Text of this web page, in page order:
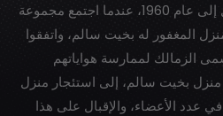
يعود تاريخ تأسيس نادي الوصل إلى عام 1960، عندما اجتمع مجموعة
المغفور له بخيت سالم، واتفقوا
الزمالك لممارسة هواياتهم
بخيت سالم، إلى استئجار منزل
في عدد الأعضاء، والإقبال على هذا